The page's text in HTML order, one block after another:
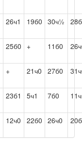
26ч1 19б0 30ч½
25б0 + 11б0
+ 21ч0 27б0
23б1 5ч1 7б0
12ч0 22б0 26ч0